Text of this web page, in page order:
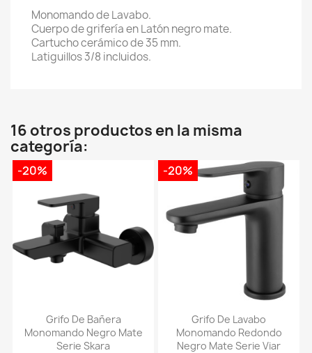
Monomando de Lavabo.
Cuerpo de grifería en Latón negro mate.
Cartucho cerámico de 35 mm.
Latiguillos 3/8 incluidos.
16 otros productos en la misma
categoría:
Grifo De Bañera
Monomando Negro Mate
Serie Skara
-20%
Grifo De Lavabo
Monomando Redondo
Negro Mate Serie Viar
-20%